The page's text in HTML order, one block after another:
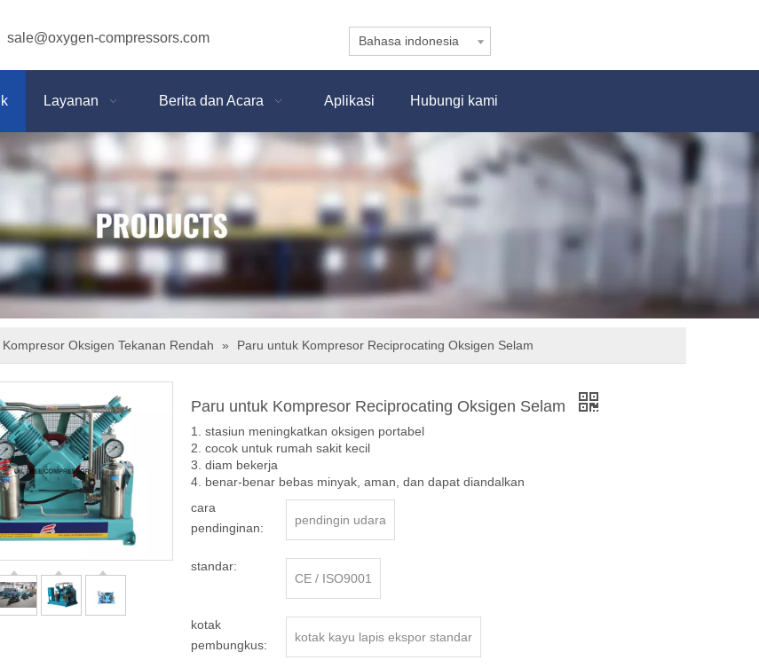
sale@oxygen-compressors.com Bahasa indonesia
Layanan Berita dan Acara Aplikasi Hubungi kami
Kompresor Oksigen Tekanan Rendah » Paru untuk Kompresor Reciprocating Oksigen Selam
Paru untuk Kompresor Reciprocating Oksigen Selam
1. stasiun meningkatkan oksigen portabel
2. cocok untuk rumah sakit kecil
3. diam bekerja
4. benar-benar bebas minyak, aman, dan dapat diandalkan
cara
pendinginan:
pendingin udara
standar:
CE / ISO9001
kotak
pembungkus:
kotak kayu lapis ekspor standar